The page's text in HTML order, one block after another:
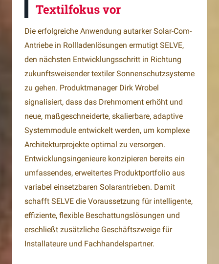
Textilfokus vor
Die erfolgreiche Anwendung autarker Solar-Com-
Antriebe in Rollladenlösungen ermutigt SELVE,
den nächsten Entwicklungsschritt in Richtung
zukunftsweisender textiler Sonnenschutzsysteme
zu gehen. Produktmanager Dirk Wrobel
signalisiert, dass das Drehmoment erhöht und
neue, maßgeschneiderte, skalierbare, adaptive
Systemmodule entwickelt werden, um komplexe
Architekturprojekte optimal zu versorgen.
Entwicklungsingenieure konzipieren bereits ein
umfassendes, erweitertes Produktportfolio aus
variabel einsetzbaren Solarantrieben. Damit
schafft SELVE die Voraussetzung für intelligente,
effiziente, flexible Beschattungslösungen und
erschließt zusätzliche Geschäftszweige für
Installateure und Fachhandelspartner.